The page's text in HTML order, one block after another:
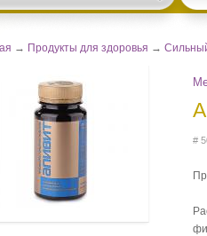
→ Продукты для здоровья →
#